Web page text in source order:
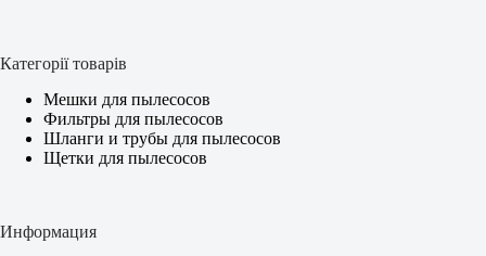
Категорії товарів
Мешки для пылесосов
Фильтры для пылесосов
Шланги и трубы для пылесосов
Щетки для пылесосов
Информация